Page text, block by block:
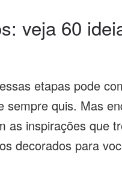
veja 60
etapas pode
sempre quis. Mas
as inspirações que
decorados para